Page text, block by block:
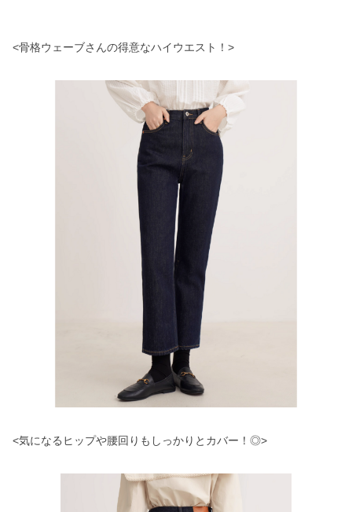
<骨格ウェーブさんの得意なハイウエスト！>
<気になるヒップや腰回りもしっかりとカバー！◎>